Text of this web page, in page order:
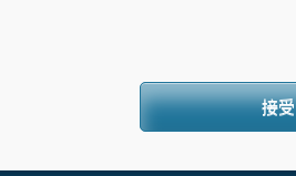
接受